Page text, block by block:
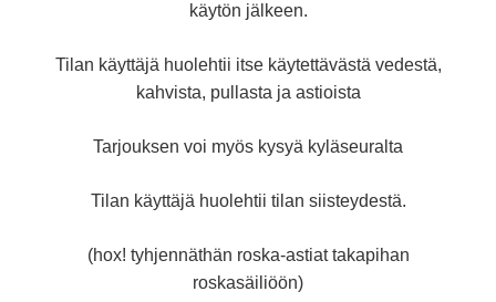
käytön jälkeen.
Tilan käyttäjä huolehtii itse käytettävästä vedestä,
kahvista, pullasta ja astioista
Tarjouksen voi myös kysyä kyläseuralta
Tilan käyttäjä huolehtii tilan siisteydestä.
(hox! tyhjennäthän roska-astiat takapihan
roskasäiliöön)